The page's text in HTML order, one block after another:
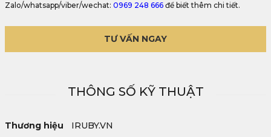
Zalo/whatsapp/viber/wechat: 0969 248 666 để biết thêm chi tiết.
TƯ VẤN NGAY
THÔNG SỐ KỸ THUẬT
Thương hiệu IRUBY.VN